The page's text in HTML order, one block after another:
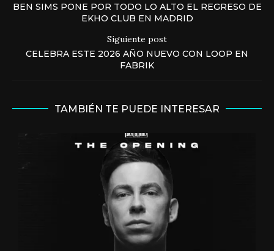
BEN SIMS PONE POR TODO LO ALTO EL REGRESO DE
EKHO CLUB EN MADRID
Siguiente post
CELEBRA ESTE 2026 AÑO NUEVO CON LOOP EN
FABRIK
TAMBIÉN TE PUEDE INTERESAR